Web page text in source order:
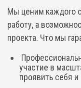
Мы ценим каждого
работу, а
проекта. Что мы
участие в
проявить себя